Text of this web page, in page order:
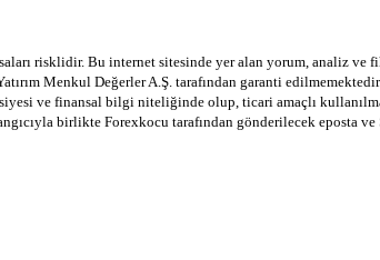
risklidir. Bu internet sitesinde yer alan yorum, analiz
Menkul Değerler A.Ş. tarafından garanti
ve finansal bilgi niteliğinde olup, ticari amaçlı
birlikte Forexkocu tarafından gönderilecek eposta